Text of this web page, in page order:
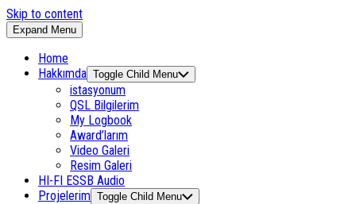
Skip to content
Expand Menu
Home
Hakkımda Toggle Child Menu
istasyonum
QSL Bilgilerim
My Logbook
Award’larım
Video Galeri
Resim Galeri
HI-FI ESSB Audio
Projelerim Toggle Child Menu